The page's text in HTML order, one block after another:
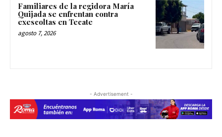
Familiares de la regidora María
Quijada se enfrentan contra
exescoltas en Tecate
agosto 7, 2026
- Advertisement -